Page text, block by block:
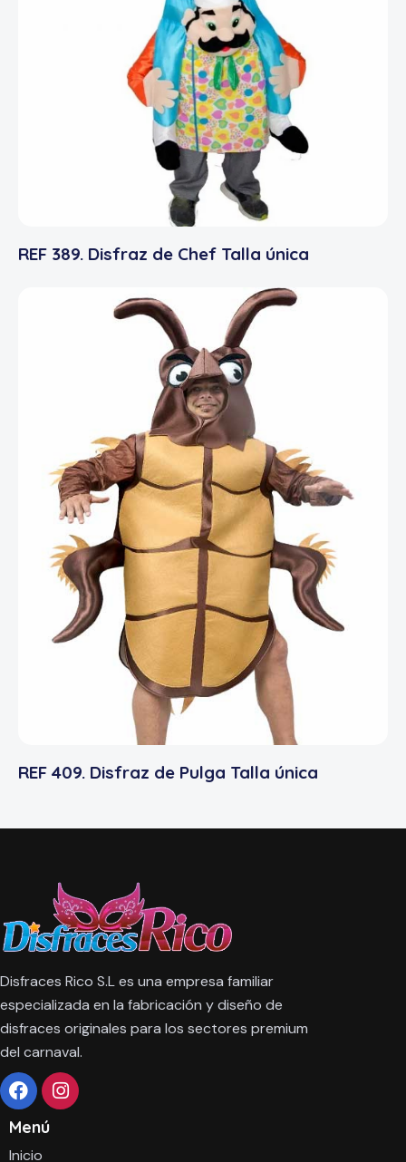
REF 389. Disfraz de Chef Talla única
REF 409. Disfraz de Pulga Talla única
Disfraces Rico S.L es una empresa familiar
especializada en la fabricación y diseño de
disfraces originales para los sectores premium
del carnaval.
Menú
Inicio